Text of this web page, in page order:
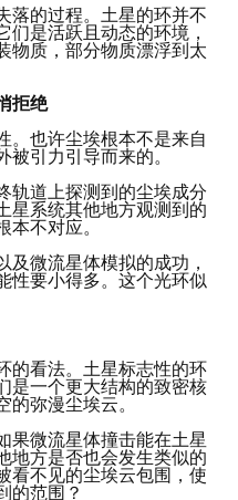
落的过程。土星的环并不
是活跃且动态的环境，
物质，部分物质漂浮到太
拒绝
。也许尘埃根本不是来自
被引力引导而来的。
轨道上探测到的尘埃成分
星系统其他地方观测到的
本不对应。
微流星体模拟的成功，
性要小得多。这个光环似
的看法。土星标志性的环
是一个更大结构的致密核
的弥漫尘埃云。
果微流星体撞击能在土星
地方是否也会发生类似的
看不见的尘埃云包围，使
的范围？